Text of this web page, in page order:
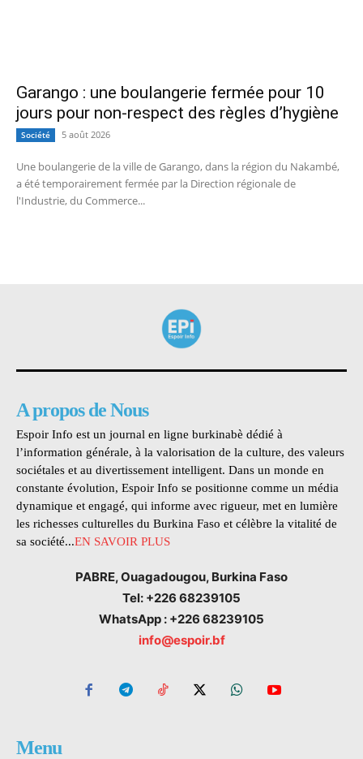
Garango : une boulangerie fermée pour 10
jours pour non-respect des règles d’hygiène
Société 5 août 2026
Une boulangerie de la ville de Garango, dans la région du Nakambé,
a été temporairement fermée par la Direction régionale de
l'Industrie, du Commerce...
A propos de Nous
Espoir Info est un journal en ligne burkinabè dédié à
l’information générale, à la valorisation de la culture, des valeurs
sociétales et au divertissement intelligent. Dans un monde en
constante évolution, Espoir Info se positionne comme un média
dynamique et engagé, qui informe avec rigueur, met en lumière
les richesses culturelles du Burkina Faso et célèbre la vitalité de
sa société...EN SAVOIR PLUS
PABRE, Ouagadougou, Burkina Faso
Tel: +226 68239105
WhatsApp : +226 68239105
info@espoir.bf
Menu